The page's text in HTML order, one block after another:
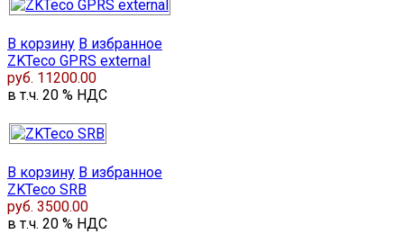
В корзину В избранное
ZKTeco GPRS external
руб. 11200.00
в т.ч. 20 % НДС
В корзину В избранное
ZKTeco SRB
руб. 3500.00
в т.ч. 20 % НДС